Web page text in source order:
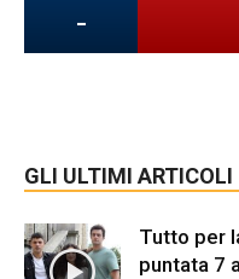
-
GLI ULTIMI ARTICOLI
Tutto per
puntata 7